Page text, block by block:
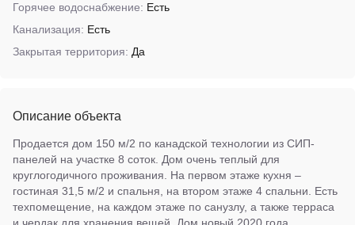
Горячее водоснабжение: Есть
Канализация: Есть
Закрытая территория: Да
Описание объекта
Продается дом 150 м/2 по канадской технологии из СИП-
панелей на участке 8 соток. Дом очень теплый для
круглогодичного проживания. На первом этаже кухня –
гостиная 31,5 м/2 и спальня, на втором этаже 4 спальни. Есть
техпомещение, на каждом этаже по санузлу, а также терраса